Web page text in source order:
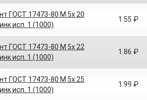
ГОСТ 17473-80 M 5x 20
исп. 1 (1000)
1.55 ₽
ГОСТ 17473-80 M 5x 22
исп. 1 (1000)
1.86 ₽
ГОСТ 17473-80 M 5x 25
исп. 1 (1000)
1.99 ₽